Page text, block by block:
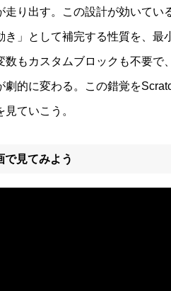
21. スクラッチで攻撃シューティ
バトル設計
22. スクラッチで5秒ぴったり当
件分岐を学ぼう
23. スクラッチでカスタムブロッ
走り出す。この設計が効いてい
き」として補完する性質を、最
数もカスタムブロックも不要で
劇的に変わる。この錯覚を
見ていこう。
で見てみよう